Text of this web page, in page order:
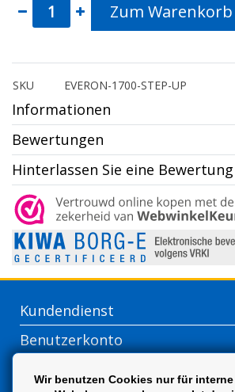
Zum
SKU EVERON-1700-STEP-UP
Informationen
Bewertungen
Hinterlassen Sie eine Bewertung
Kundendienst
Benutzerkonto
Wir benutzen Cookies nur für